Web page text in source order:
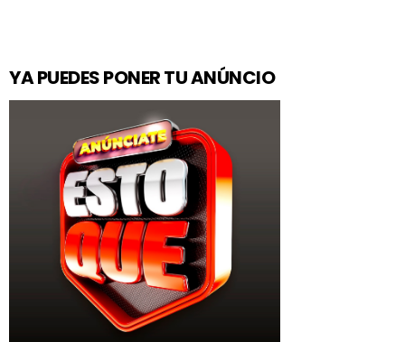
YA PUEDES PONER TU ANÚNCIO